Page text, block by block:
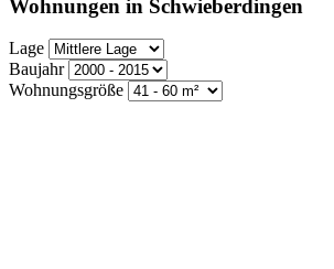
Wohnungen in Schwieberdingen
Lage
Baujahr
Wohnungsgröße